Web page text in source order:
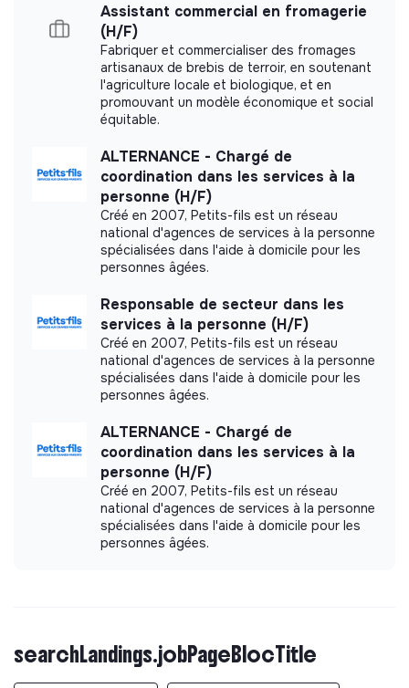
Assistant commercial en fromagerie
(H/F)
Fabriquer et commercialiser des fromages
artisanaux de brebis de terroir, en soutenant
l'agriculture locale et biologique, et en
promouvant un modèle économique et social
équitable.
ALTERNANCE - Chargé de
coordination dans les services à la
personne (H/F)
Créé en 2007, Petits-fils est un réseau
national d'agences de services à la personne
spécialisées dans l'aide à domicile pour les
personnes âgées.
Responsable de secteur dans les
services à la personne (H/F)
Créé en 2007, Petits-fils est un réseau
national d'agences de services à la personne
spécialisées dans l'aide à domicile pour les
personnes âgées.
ALTERNANCE - Chargé de
coordination dans les services à la
personne (H/F)
Créé en 2007, Petits-fils est un réseau
national d'agences de services à la personne
spécialisées dans l'aide à domicile pour les
personnes âgées.
searchLandings.jobPageBlocTitle